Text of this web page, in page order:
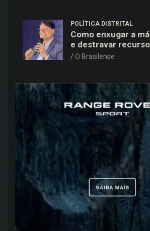
POLÍTICA DISTRITAL
Como enxugar a
e destravar
saúde e educação
O Brasilense